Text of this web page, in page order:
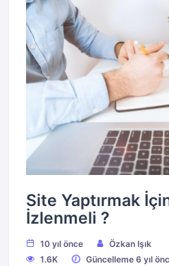
Site Yaptırmak
İzlenmeli ?
10 yıl önce
Özkan Işık
1.6K
Güncelleme 6 yıl